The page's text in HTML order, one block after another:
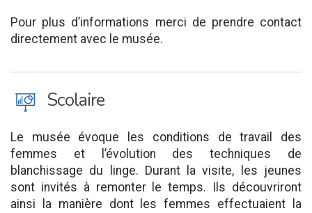
Pour plus d’informations merci de prendre contact
directement avec le musée.
J Scolaire
Le musée évoque les conditions de travail des
femmes et l’évolution des techniques de
blanchissage du linge. Durant la visite, les jeunes
sont invités à remonter le temps. Ils découvriront
ainsi la manière dont les femmes effectuaient la